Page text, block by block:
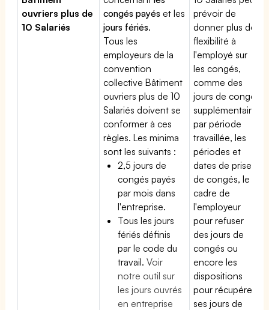
ouvriers plus de
10 Salariés
congés payés et les
jours fériés.
Tous les
employeurs de la
convention
collective Bâtiment
ouvriers plus de 10
Salariés doivent se
conformer à ces
règles. Les minima
sont les suivants :
2,5 jours de
congés payés
par mois dans
l'entreprise.
Tous les jours
fériés définis
par le code du
travail.Voir
notre outil sur
les jours ouvrés
en entreprise
prévoir de
donner plus de
flexibilité à
l'employé sur
les congés,
comme des
jours de congé
supplémentaires
par période
travaillée, les
périodes et
dates de prise
de congés, le
cadre de
l'employeur
pour refuser
des jours de
congés ou
encore les
dispositions
pour récupérer
ses jours de